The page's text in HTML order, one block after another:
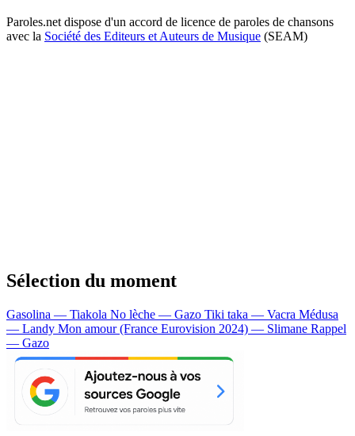
Paroles.net dispose d'un accord de licence de paroles de chansons
avec la Société des Editeurs et Auteurs de Musique (SEAM)
Sélection du moment
Gasolina — Tiakola No lèche — Gazo Tiki taka — Vacra Médusa
— Landy Mon amour (France Eurovision 2024) — Slimane Rappel
— Gazo